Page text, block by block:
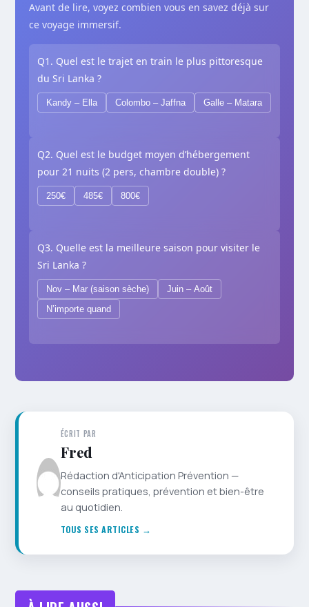
Avant de lire, voyez combien vous en savez déjà sur
ce voyage immersif.
Q1. Quel est le trajet en train le plus pittoresque
du Sri Lanka ?
Kandy – Ella Colombo – Jaffna Galle – Matara
Q2. Quel est le budget moyen d’hébergement
pour 21 nuits (2 pers, chambre double) ?
250€ 485€ 800€
Q3. Quelle est la meilleure saison pour visiter le
Sri Lanka ?
Nov – Mar (saison sèche)
Juin – Août
N’importe quand
ÉCRIT PAR
Fred
Rédaction d'Anticipation Prévention —
conseils pratiques, prévention et bien-être
au quotidien.
TOUS SES ARTICLES →